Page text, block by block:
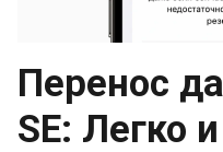
Перенос
SE: Легко